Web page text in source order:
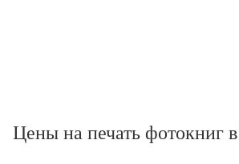
Цены на печать фотокниг